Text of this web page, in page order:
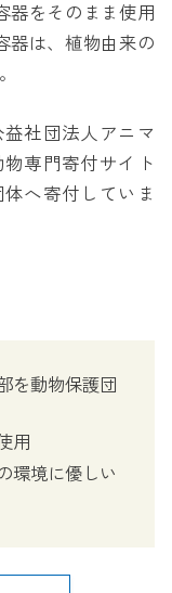
器をそのまま使用
器は、植物由来の
社団法人アニマ
専門寄付サイト
へ寄付していま
を動物保護団
用
環境に優しい